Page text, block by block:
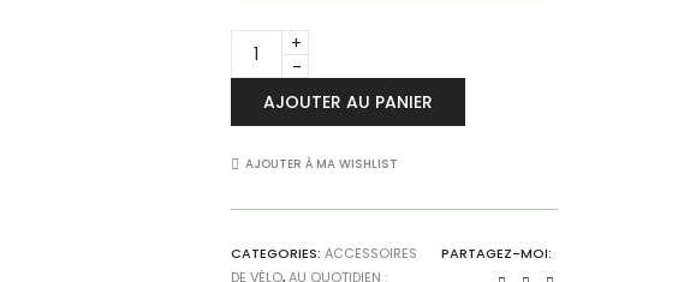
Sonnette
pour
vélo
Transparente
AJOUTER AU PANIER
AJOUTER À MA WISHLIST
CATEGORIES:ACCESSOIRES
DE VÉLO,AU QUOTIDIEN :
PARTAGEZ-MOI: